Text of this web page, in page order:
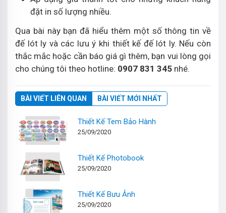
đặt in số lượng nhiều.
Qua bài này bạn đã hiểu thêm một số thông tin về
đế lót ly và các lưu ý khi thiết kế đế lót ly. Nếu còn
thắc mắc hoặc cần báo giá gì thêm, bạn vui lòng gọi
cho chúng tôi theo hotline: 0907 831 345 nhé.
BÀI VIẾT LIÊN QUAN BÀI VIẾT MỚI NHẤT
Thiết Kế Tem Bảo Hành
25/09/2020
Thiết Kế Photobook
25/09/2020
Thiết Kế Bưu Ảnh
25/09/2020